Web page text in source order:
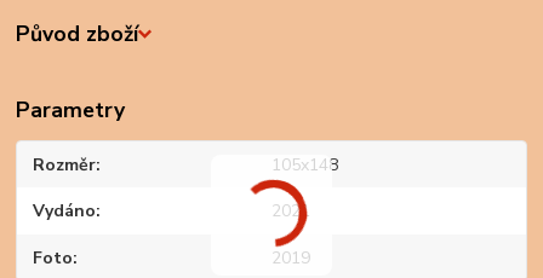
Původ zboží
Parametry
Rozměr 105x148
Vydáno 2021
Foto 2019